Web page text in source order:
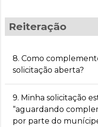
Reiteração
8. Como
solicitação aberta?
9. Minha solicitação
“aguardando
por parte do